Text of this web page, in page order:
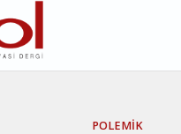
POLEMIK